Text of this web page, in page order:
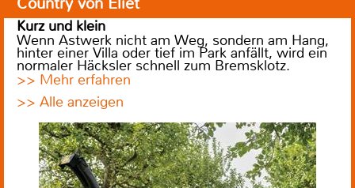
Kurz und klein
Wenn Astwerk nicht am Weg, sondern am Hang,
hinter einer Villa oder tief im Park anfällt, wird ein
normaler Häcksler schnell zum Bremsklotz.
>> Mehr erfahren
>> Alle anzeigen